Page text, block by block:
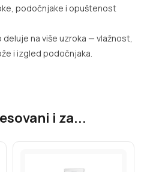
podočnjake i opuštenost
na više uzroka — vlažnost,
i izgled podočnjaka.
i za...